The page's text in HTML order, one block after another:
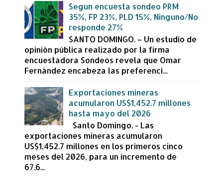
Segun encuesta sondeo PRM
35%, FP 23%, PLD 15%, Ninguno/No
responde 27%
SANTO DOMINGO. – Un estudio de
opinión pública realizado por la firma
encuestadora Sondeos revela que Omar
Fernández encabeza las preferenci...
Exportaciones mineras
acumularon US$1,452.7 millones
hasta mayo del 2026
Santo Domingo. - Las
exportaciones mineras acumularon
US$1,452.7 millones en los primeros cinco
meses del 2026, para un incremento de
67.6...